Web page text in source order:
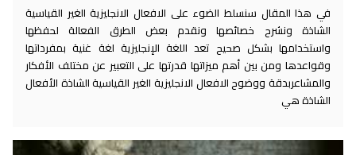
في هذا المقال سنسلط الضوء على الافعال الانجليزية الغير القياسية
الشاذة ونشرح خصائصها ونقدم بعض الطرق الفعالة لحفظها
واستخدامها بشكل صحيح تعد اللغة الإنجليزية لغة غنية بمفرداتها
وقواعدها ومن بين أهم ميزاتها قدرتها على التعبير عن مختلف الأفكار
والمشاعربدقة ووضوح الافعال الانجليزية الغير القياسية الشاذة الأفعال
الشاذة هي